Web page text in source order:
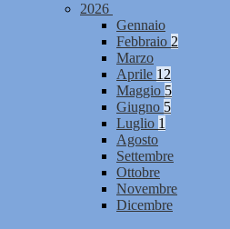
2026
Gennaio
Febbraio 2
Marzo
Aprile 12
Maggio 5
Giugno 5
Luglio 1
Agosto
Settembre
Ottobre
Novembre
Dicembre